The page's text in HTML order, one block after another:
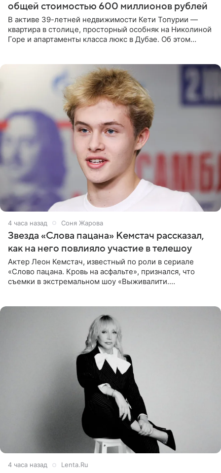
общей стоимостью 600 миллионов рублей
В активе 39-летней недвижимости Кети Топурии —
квартира в столице, просторный особняк на Николиной
Горе и апартаменты класса люкс в Дубае. Об этом
4 часа назад Соня Жарова
Звезда «Слова пацана» Кемстач рассказал,
как на него повлияло участие в телешоу
Актер Леон Кемстач, известный по роли в сериале
«Слово пацана. Кровь на асфальте», признался, что
съемки в экстремальном шоу «Выживалити.
4 часа назад Lenta.Ru